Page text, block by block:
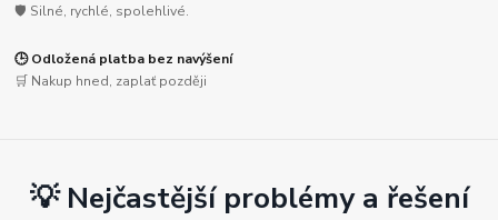
🛡️ Silné, rychlé, spolehlivé.
🕒 Odložená platba bez navýšení
🛒 Nakup hned, zaplať později
💡 Nejčastější problémy a řešení